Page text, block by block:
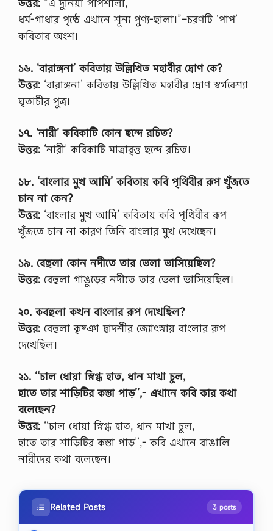
ধর্ম-গাধার পৃষ্ঠে এখানে শূন্য পুণ্য-ছালা।”–চরণটি ‘পাপ’
কবিতার অংশ।
১৬. ‘বারাঙ্গনা’ কবিতায় উল্লিখিত মহাবীর দ্রোণ কে?
উত্তর: ‘বারাঙ্গনা’ কবিতায় উল্লিখিত মহাবীর দ্রোণ স্বর্গবেশ্যা
ঘৃতাচীর পুত্র।
১৭. ‘নারী’ কবিকাটি কোন ছন্দে রচিত?
উত্তর: ‘নারী’ কবিকাটি মাত্রাবৃত্ত ছন্দে রচিত।
১৮. ‘বাংলার মুখ আমি’ কবিতায় কবি পৃথিবীর রূপ খুঁজতে
চান না কেন?
উত্তর: ‘বাংলার মুখ আমি’ কবিতায় কবি পৃথিবীর রূপ
খুঁজতে চান না কারণ তিনি বাংলার মুখ দেখেছেন।
১৯. বেহুলা কোন নদীতে তার ভেলা ভাসিয়েছিল?
উত্তর: বেহুলা গাঙুড়ের নদীতে তার ভেলা ভাসিয়েছিল।
২০. কবহুলা কখন বাংলার রূপ দেখেছিল?
উত্তর: বেহুলা কৃষ্ঞা দ্বাদশীর জ্যোৎস্নায় বাংলার রূপ
দেখেছিল।
২১. ‘‘চাল ধোয়া স্নিগ্ধ হাত, ধান মাখা চুল,
হাতে তার শাড়িটির কস্তা পাড়’’,- এখানে কবি কার কথা
বলেছেন?
উত্তর: ‘‘চাল ধোয়া স্নিগ্ধ হাত, ধান মাখা চুল,
হাতে তার শাড়িটির কস্তা পাড়’’,- কবি এখানে বাঙালি
নারীদের কথা বলেছেন।
Related Posts 3 posts